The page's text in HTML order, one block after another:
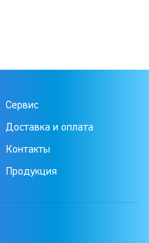
Сервис
Доставка и оплата
Контакты
Продукция